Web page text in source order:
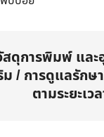
สดุการพิมพ์ แล
ม / การดูแลรักษ
ตามระยะเว